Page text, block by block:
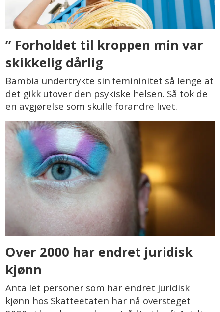
’’ Forholdet til kroppen min var
skikkelig dårlig
Bambia undertrykte sin femininitet så lenge at
det gikk utover den psykiske helsen. Så tok de
en avgjørelse som skulle forandre livet.
Over 2000 har endret juridisk
kjønn
Antallet personer som har endret juridisk
kjønn hos Skatteetaten har nå oversteget